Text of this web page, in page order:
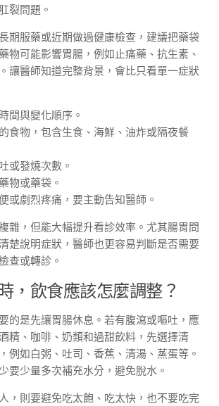
裂問題。
期服藥或近期做過健康檢查，建議把藥袋
物可能影響胃腸，例如止痛藥、抗生素、
讓醫師知道完整背景，會比只看單一症狀
間與變化順序。
食物，包含生食、海鮮、油炸或隔夜餐
或發燒次數。
物或藥袋。
或劇烈疼痛，要主動告知醫師。
雜，但能大幅提升看診效率。尤其腸胃問
楚說明症狀，醫師也更容易判斷是否需要
查或轉診。
，飲食應該怎麼調整？
的是先讓胃腸休息。若有腹瀉或嘔吐，應
精、咖啡、奶類和過甜飲料，先選擇清
例如白粥、吐司、香蕉、清湯、蒸蛋等。
要少量多次補充水分，避免脫水。
，則要避免吃太飽、吃太快，也不要吃完